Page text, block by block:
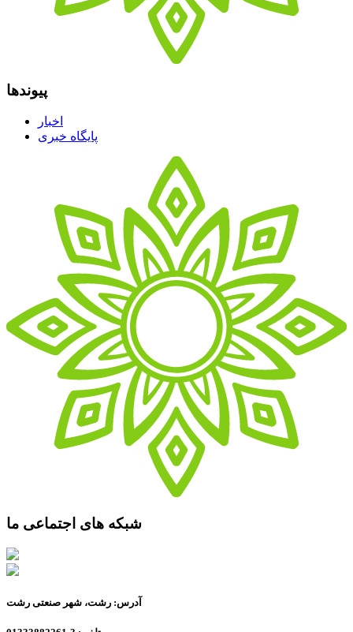
پیوندها
اخبار
پایگاه خبری
شبکه های اجتماعی ما
آدرس: رشت، شهر صنعتی رشت